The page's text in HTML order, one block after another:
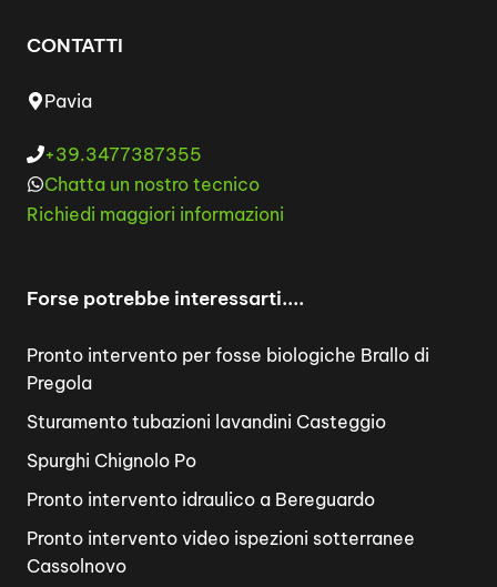
CONTATTI
Pavia
+39.3477387355
Chatta un nostro tecnico
Richiedi maggiori informazioni
Forse potrebbe interessarti....
Pronto intervento per fosse biologiche Brallo di
Pregola
Sturamento tubazioni lavandini Casteggio
Spurghi Chignolo Po
Pronto intervento idraulico a Bereguardo
Pronto intervento video ispezioni sotterranee
Cassolnovo